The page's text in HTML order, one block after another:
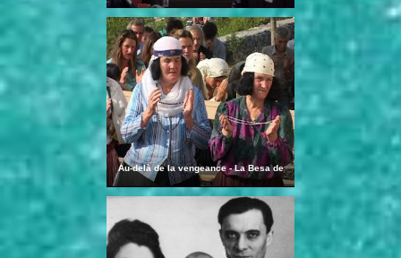
Au-delà de la vengeance - La Besa de
Luce